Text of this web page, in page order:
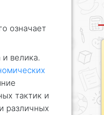
означает
велика.
тактик и
различных